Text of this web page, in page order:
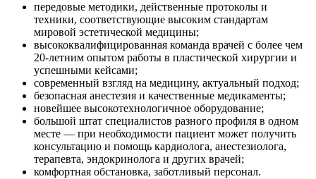
передовые методики, действенные протоколы и
техники, соответствующие высоким стандартам
мировой эстетической медицины;
высококвалифицированная команда врачей с более чем
20-летним опытом работы в пластической хирургии и
успешными кейсами;
современный взгляд на медицину, актуальный подход;
безопасная анестезия и качественные медикаменты;
новейшее высокотехнологичное оборудование;
большой штат специалистов разного профиля в одном
месте — при необходимости пациент может получить
консультацию и помощь кардиолога, анестезиолога,
терапевта, эндокринолога и других врачей;
комфортная обстановка, заботливый персонал.